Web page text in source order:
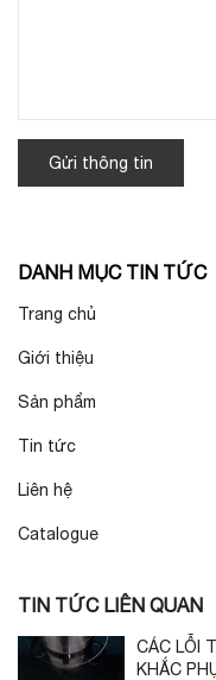
Gửi thông tin
DANH MỤC TIN TỨC
Trang chủ
Giới thiệu
Sản phẩm
Tin tức
Liên hệ
Catalogue
TIN TỨC LIÊN QUAN
CÁC LỖI
KHẮC